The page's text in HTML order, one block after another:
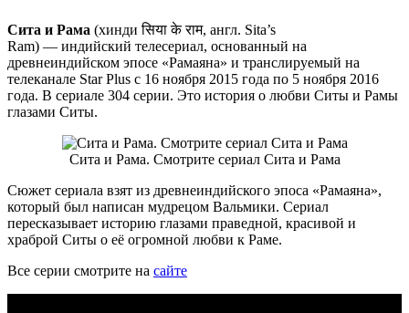
Сита и Рама (хиндиसिया के राम, англ. Sita’s
Ram) — индийский телесериал, основанный на
древнеиндийском эпосе «Рамаяна» и транслируемый на
телеканале Star Plus с 16 ноября 2015 года по 5 ноября 2016
года. В сериале 304 серии. Это история о любви Ситы и Рамы
глазами Ситы.
Сита и Рама. Смотрите сериал Сита и Рама
Сюжет сериала взят из древнеиндийского эпоса «Рамаяна»,
который был написан мудрецом Вальмики. Сериал
пересказывает историю глазами праведной, красивой и
храброй Ситы о её огромной любви к Раме.
Все серии смотрите на сайте